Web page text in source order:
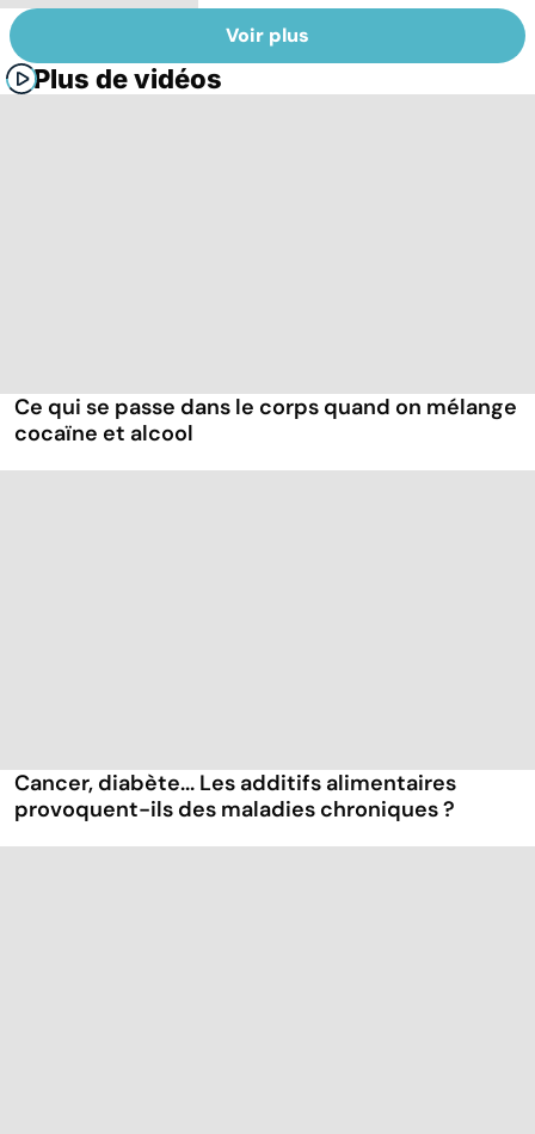
Voir plus
Plus de vidéos
Ce qui se passe dans le corps quand on mélange
cocaïne et alcool
Cancer, diabète... Les additifs alimentaires
provoquent-ils des maladies chroniques ?